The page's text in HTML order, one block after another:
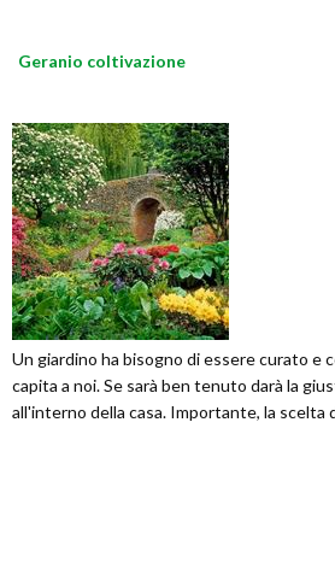
Geranio coltivazione
Un giardino ha bisogno di essere curato e
capita a noi. Se sarà ben tenuto darà la
all'interno della casa. Importante, la scelta